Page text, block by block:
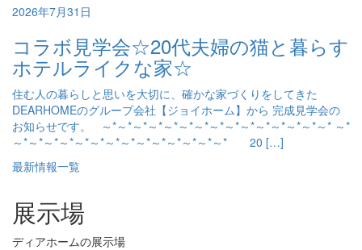
2026年7月31日
コラボ見学会☆20代夫婦の猫と暮らす
ホテルライクな家☆
住む人の暮らしと思いを大切に、確かな家づくりをしてきた
DEARHOMEのグループ会社【ジョイホーム】から 完成見学会の
お知らせです。 ～*～*～*～*～*～*～*～*～*～*～*～*～*～*～* ～*
～*～*～*～*～*～*～*～*～*～*～*～*～*～* 20 […]
最新情報一覧
展示場
ディアホームの展示場